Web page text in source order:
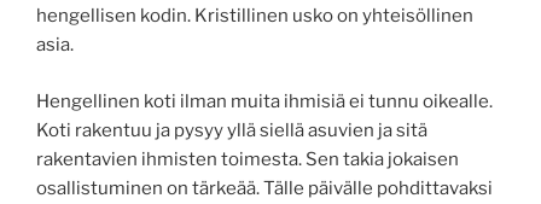
hengellisen kodin. Kristillinen usko on yhteisöllinen
asia.
Hengellinen koti ilman muita ihmisiä ei tunnu oikealle.
Koti rakentuu ja pysyy yllä siellä asuvien ja sitä
rakentavien ihmisten toimesta. Sen takia jokaisen
osallistuminen on tärkeää. Tälle päivälle pohdittavaksi